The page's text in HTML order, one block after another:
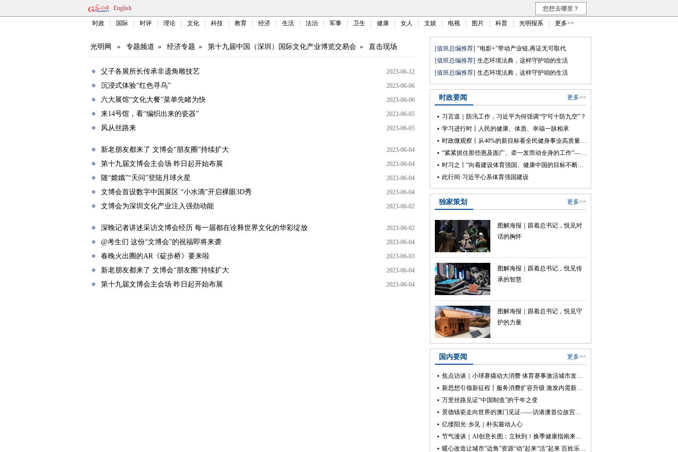
English 您想去哪里？
时政 国际 时评 理论 文化 科技 教育 经济 生活 法治 军事 卫生 健康 女人 文娱 电视 图片 科普 光明报系 更多>>
光明网 » 专题频道 » 经济专题 » 第十九届中国（深圳）国际文化产业博览交易会 » 直击现场
父子各展所长传承非遗角雕技艺 2023-06-12
沉浸式体验“红色寻乌” 2023-06-06
六大展馆“文化大餐”菜单先睹为快 2023-06-06
来14号馆，看“编织出来的瓷器” 2023-06-05
风从丝路来 2023-06-05
新老朋友都来了 文博会“朋友圈”持续扩大 2023-06-04
第十九届文博会主会场 昨日起开始布展 2023-06-04
随“嫦娥”“天问”登陆月球火星 2023-06-04
文博会首设数字中国展区 “小水滴”开启裸眼3D秀 2023-06-04
文博会为深圳文化产业注入强劲动能 2023-06-02
深晚记者讲述采访文博会经历 每一届都在诠释世界文化的华彩绽放 2023-06-02
@考生们 这份“文博会”的祝福即将来袭 2023-06-04
春晚火出圈的AR《碇步桥》要来啦 2023-06-03
新老朋友都来了 文博会“朋友圈”持续扩大 2023-06-04
第十九届文博会主会场 昨日起开始布展 2023-06-04